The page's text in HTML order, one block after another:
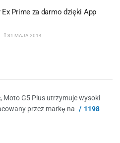
Ex Prime za darmo dzięki App
31 MAJA 2014
Moto G5 Plus utrzymuje wysoki
przez markę na
1198